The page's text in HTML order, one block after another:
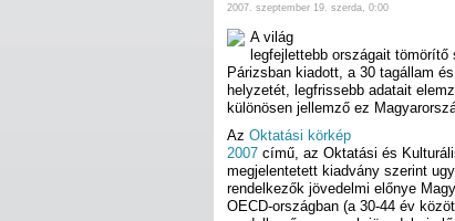
2007. szeptember 19. szerda, 0:00
A világ
legfejlettebb országait
Párizsban kiadott, a 30 tagállam
helyzetét, legfrissebb adatait
különösen jellemző ez
Az Oktatási körkép
2007 című, az Oktatási és
megjelentetett kiadvány szerint
rendelkezők jövedelmi előnye
OECD-országban (a 30-44 év